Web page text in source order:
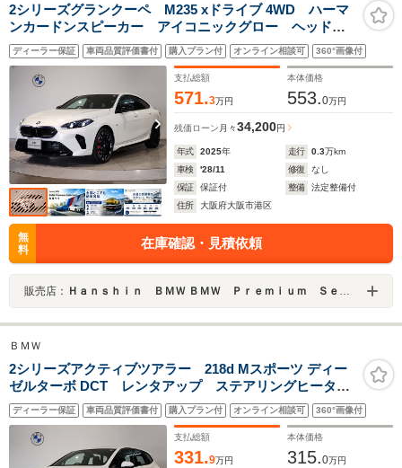
2シリーズグランクーペ M235 xドライブ 4WD ハーマ
ンカードンスピーカー アイコニックグロー ヘッドア
ップディスプレイ 全周囲カメラ 純正19インチアロイ
ホイール レッドキャリパー ドライビングアシストプ
ロ パーキングアシストプラス シートヒーター
ディーラー保証 車両品質評価書付 購入プラン付 オンライン相談可 360°画像付
支払総額
571.3万円
本体価格
553.0万円
残価ローン 月々34,200円
年式 2025年 走行 0.3万km
車検
'28/11 修復
なし
保証
保証付 整備
法定整備付
住所
大阪府大阪市港区
無
料
在庫確認・見積依頼
販売店： Ｈａｎｓｈｉｎ ＢＭＷ ＢＭＷ Ｐｒｅｍｉｕｍ Ｓｅｌｅｃｔｉｏｎ 大阪ベイ
ＢＭＷ
2シリーズアクティブツアラー 218d Mスポーツ ディー
ゼルターボ DCT レンタアップ ステアリングヒータ
ー シートヒーター パワーシート バックカメラ
LEDヘッドライト 電動リアゲート パドルシフト コ
ンフォートアクセス ミラーETC
ディーラー保証 車両品質評価書付 購入プラン付 オンライン相談可 360°画像付
支払総額
331.9万円
本体価格
315.0万円